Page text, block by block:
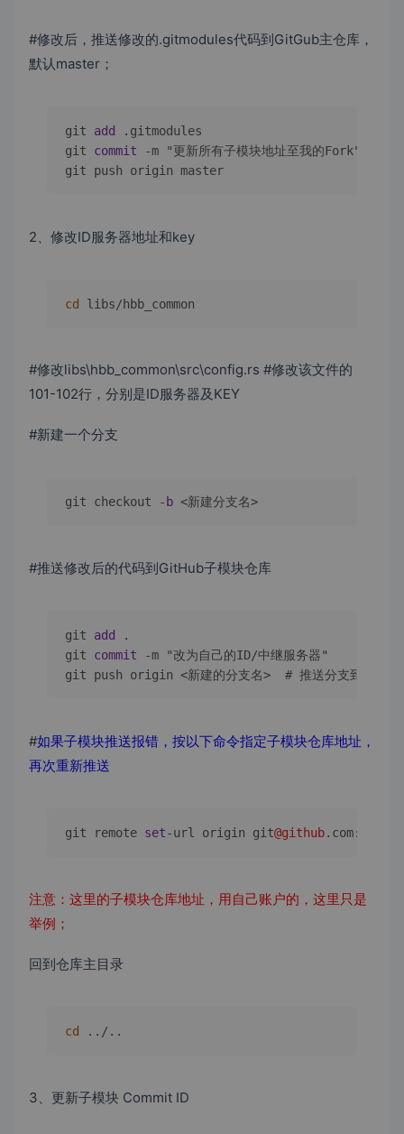
#修改后，推送修改的.gitmodules代码到GitGub主仓库，
默认master；
git add
.gitmodules
git commit -m "更新所有子模块地址至我的Fork"
git push origin master
2、修改ID服务器地址和key
cd libs/hbb_common
#修改libs\hbb_common\src\config.rs #修改该文件的
101-102行，分别是ID服务器及KEY
#新建一个分支
git checkout - b <新建分支名>
#推送修改后的代码到GitHub子模块仓库
git add
.
git commit -m "改为自己的ID/中继服务器"
git push origin <新建的分支名>
#如果子模块推送报错，按以下命令指定子模块仓库地址，
再次重新推送
git remote set-url origin git@github
注意：这里的子模块仓库地址，用自己账户的，这里只是
举例；
回到仓库主目录
cd ../..
3、更新子模块 Commit ID